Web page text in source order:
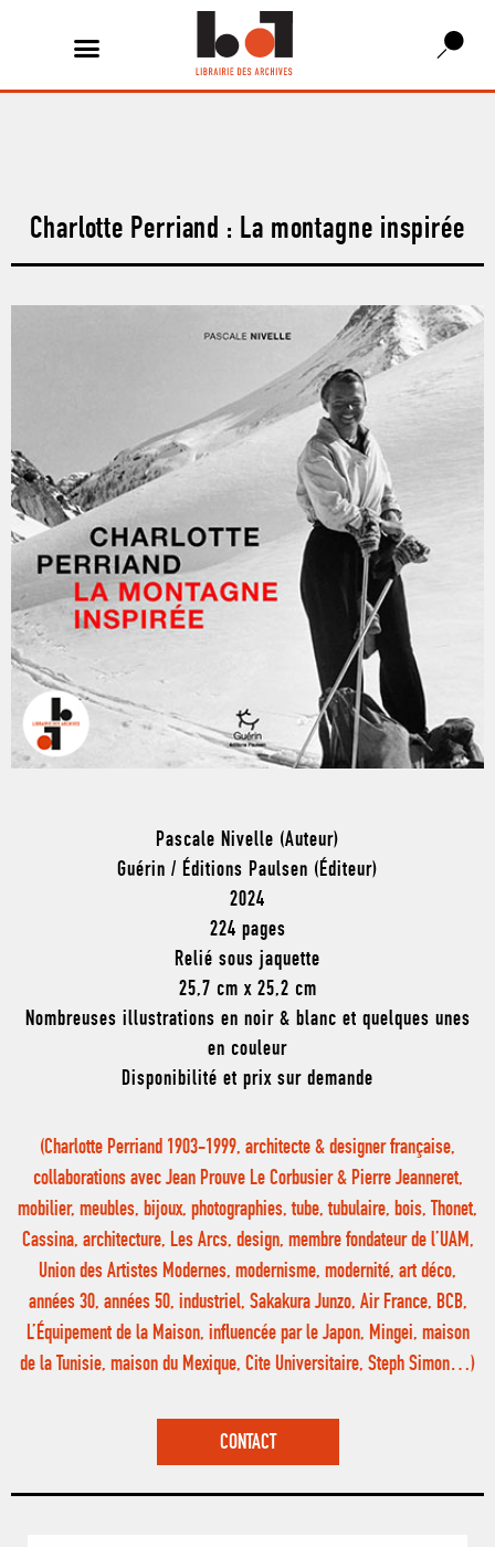
Charlotte Perriand : La montagne inspirée
Pascale Nivelle (Auteur)
Guérin / Éditions Paulsen (Éditeur)
2024
224 pages
Relié sous jaquette
25,7 cm x 25,2 cm
Nombreuses illustrations en noir & blanc et quelques unes
en couleur
Disponibilité et prix sur demande
(Charlotte Perriand 1903-1999, architecte & designer française,
collaborations avec Jean Prouve Le Corbusier & Pierre Jeanneret,
mobilier, meubles, bijoux, photographies, tube, tubulaire, bois, Thonet,
Cassina, architecture, Les Arcs, design, membre fondateur de l’UAM,
Union des Artistes Modernes, modernisme, modernité, art déco,
années 30, années 50, industriel, Sakakura Junzo, Air France, BCB,
L’Équipement de la Maison, influencée par le Japon, Mingei, maison
de la Tunisie, maison du Mexique, Cite Universitaire, Steph Simon…)
CONTACT